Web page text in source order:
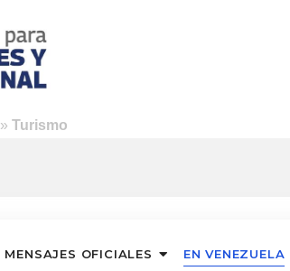
»Turismo
MENSAJES OFICIALES EN VENEZUELA